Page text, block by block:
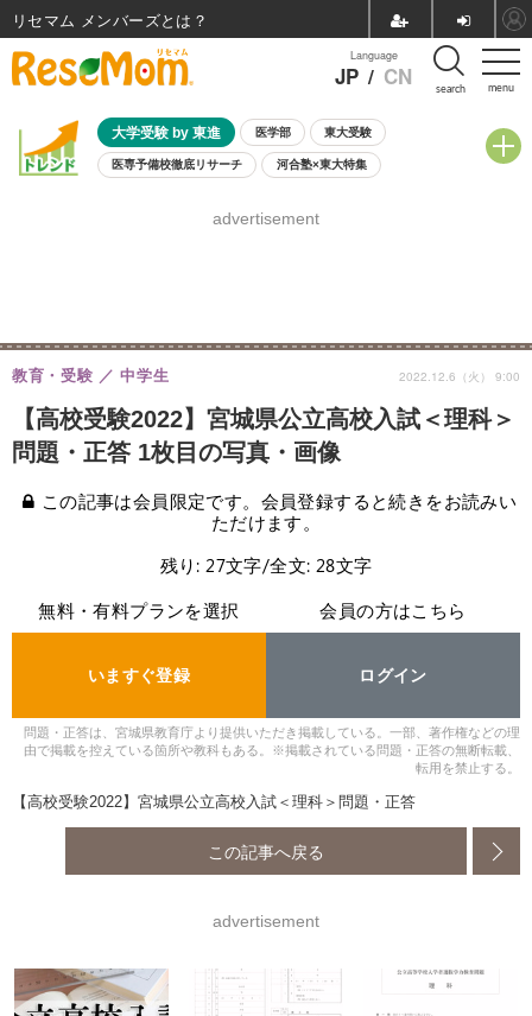
menu
Language
JP / CN search
大学受験 by 東進 医学部 東大受験
医専予備校徹底リサーチ 河合塾×東大特集
8月開催学校説明会・相談会
advertisement
【高校受験2022】宮城県公立高校入試＜理科＞
問題・正答 1枚目の写真・画像
教育・受験 中学生 2022.12.6（火） 9:00
この記事は会員限定です。会員登録すると続きをお読みい
ただけます。
残り: 27文字/全文: 28文字
無料・有料プランを選択
いますぐ登録
会員の方はこちら
ログイン
問題・正答は、宮城県教育庁より提供いただき掲載している。一部、著作権などの理
由で掲載を控えている箇所や教科もある。※掲載されている問題・正答の無断転載、
転用を禁止する。
【高校受験2022】宮城県公立高校入試＜理科＞問題・正答
この記事へ戻る
advertisement
リセマム メンバーズ